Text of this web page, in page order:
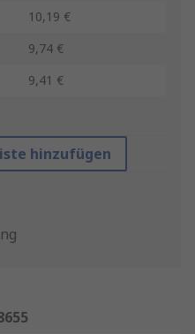
10,19 €
9,74 €
9,41 €
hinzufügen